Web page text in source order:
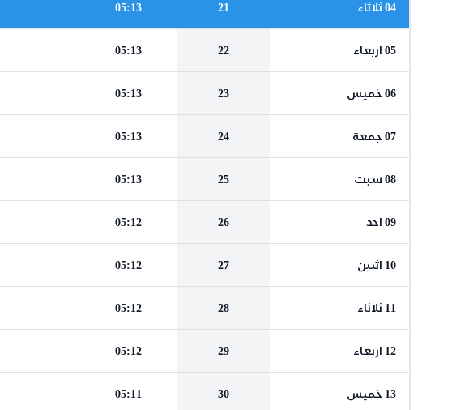
04 ثلاثاء 21
05:13
05 اربعاء 22
05:13
06 خميس 23
05:13
07 جمعة 24
05:13
08 سبت 25
05:13
09 احد 26
05:12
10 اثنين 27
05:12
11 ثلاثاء 28
05:12
12 اربعاء 29
05:12
13 خميس 30
05:11